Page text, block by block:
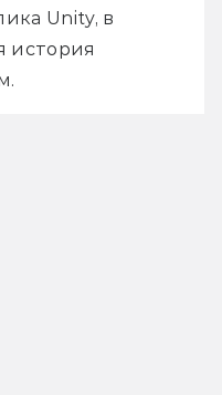
Unity, в
история